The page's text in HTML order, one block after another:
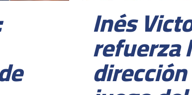
Inés
refuerza